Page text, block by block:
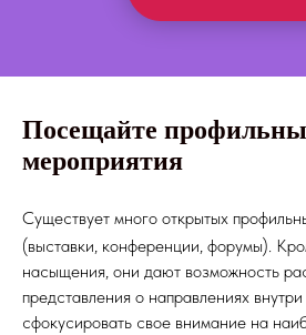
Посещайте
мероприятия
Существует много открытых
(выставки, конференции, форумы).
насыщения, они дают возможность
представления о направлениях
сфокусировать свое внимание на